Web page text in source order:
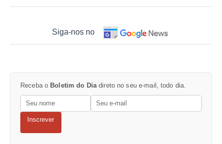
Siga-nos no
Receba o Boletim do Diadireto no seu e-mail, todo dia.
Inscrever